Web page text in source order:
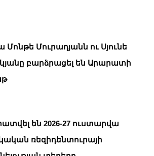
Մոնթե Մուրադյանն ու Սյունե
բարձրացել են Արարատի
են 2026-27 ուստարվա
ռեզիդենտուրայի